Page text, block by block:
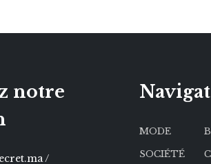
notre
/
MODE
SOCIÉTÉ